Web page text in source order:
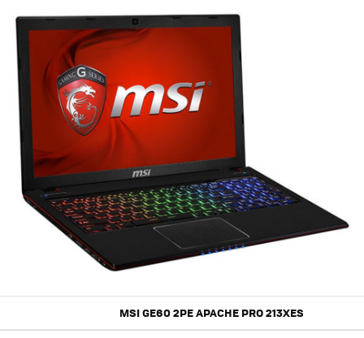
MSI GE60 2PE APACHE PRO 213XES